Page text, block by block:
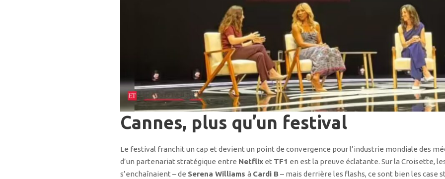
Cannes, plus qu’un festival
Le festival franchit un cap et devient un point de convergence pour l’industrie mondiale des
d’un partenariat stratégique entre Netflix et TF1 en est la preuve éclatante. Sur la Croisette,
s’enchaînaient – de Serena Williams à Cardi B– mais derrière les flashs, ce sont bien les case